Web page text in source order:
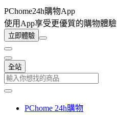
PChome24h購物App
使用App享受更優質的購物體驗
立即體驗
全站
PChome 24h購物